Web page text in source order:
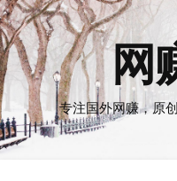
网
专注国外网赚，原